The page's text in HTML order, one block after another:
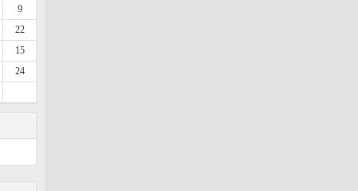
9
22
15
24